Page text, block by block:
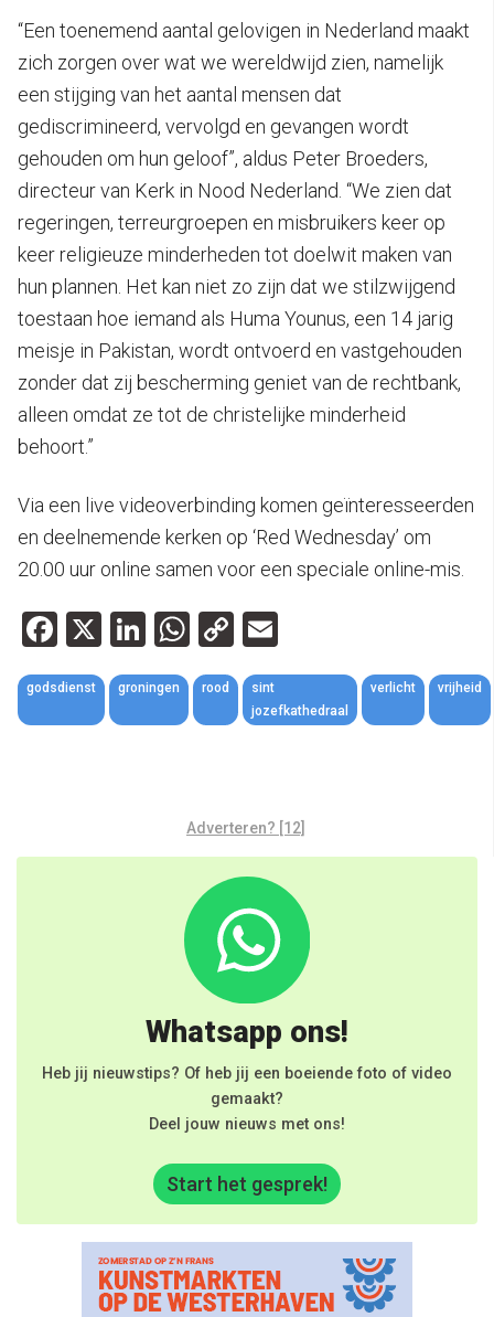
“Een toenemend aantal gelovigen in Nederland maakt
zich zorgen over wat we wereldwijd zien, namelijk
een stijging van het aantal mensen dat
gediscrimineerd, vervolgd en gevangen wordt
gehouden om hun geloof”, aldus Peter Broeders,
directeur van Kerk in Nood Nederland. “We zien dat
regeringen, terreurgroepen en misbruikers keer op
keer religieuze minderheden tot doelwit maken van
hun plannen. Het kan niet zo zijn dat we stilzwijgend
toestaan hoe iemand als Huma Younus, een 14 jarig
meisje in Pakistan, wordt ontvoerd en vastgehouden
zonder dat zij bescherming geniet van de rechtbank,
alleen omdat ze tot de christelijke minderheid
behoort.”
Via een live videoverbinding komen geïnteresseerden
en deelnemende kerken op ‘Red Wednesday’ om
20.00 uur online samen voor een speciale online-mis.
Facebook
X LinkedIn
WhatsApp
Copy
Link
godsdienst groningen rood
sint
jozefkathedraal
verlicht vrijheid
Adverteren? [12]
Whatsapp ons!
Heb jij nieuwstips? Of heb jij een boeiende foto of video
gemaakt?
Deel jouw nieuws met ons!
Start het gesprek!